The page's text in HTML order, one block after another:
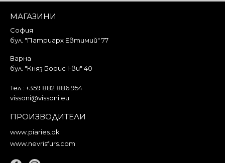
МАГАЗИНИ
София
бул. "Патриарх Евтимий" 77
Варна
бул. "Княз Борис I-ви" 40
Тел.: +359 882 886 954
vissoni@vissoni.eu
ПРОИЗВОДИТЕЛИ
www.piaries.dk
www.nevrisfurs.com